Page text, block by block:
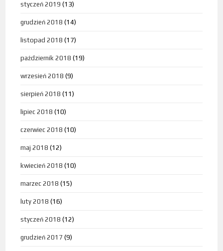
styczeń 2019 (13)
grudzień 2018 (14)
listopad 2018 (17)
październik 2018 (19)
wrzesień 2018 (9)
sierpień 2018 (11)
lipiec 2018 (10)
czerwiec 2018 (10)
maj 2018 (12)
kwiecień 2018 (10)
marzec 2018 (15)
luty 2018 (16)
styczeń 2018 (12)
grudzień 2017 (9)